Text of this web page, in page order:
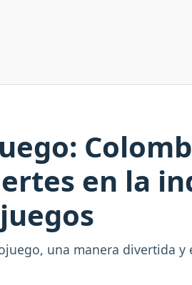
en la
una manera divertida